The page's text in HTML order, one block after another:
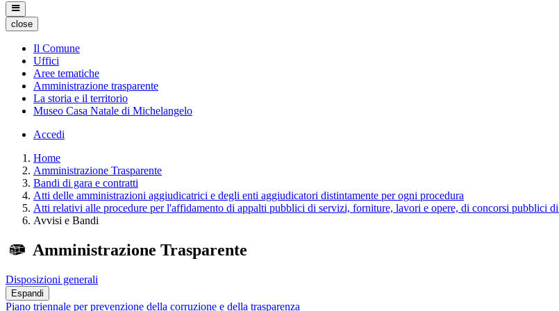
close
Il Comune
Uffici
Aree tematiche
Amministrazione trasparente
La storia e il territorio
Museo Casa Natale di Michelangelo
Accedi
Home
Amministrazione Trasparente
Bandi di gara e contratti
Atti delle amministrazioni aggiudicatrici e degli enti aggiudicatori distintamente per ogni procedura
Atti relativi alle procedure per l'affidamento di appalti pubblici di servizi, forniture, lavori e opere, di concorsi pubblici
Avvisi e Bandi
Amministrazione Trasparente
Disposizioni generali
Espandi
Piano triennale per prevenzione della corruzione e della trasparenza